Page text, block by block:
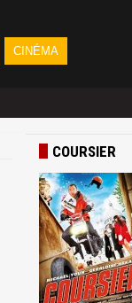
CINÉMA
COURSIER